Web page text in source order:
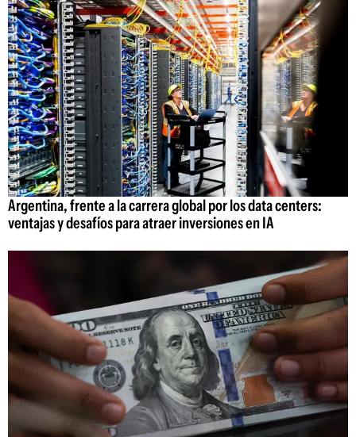
Argentina, frente a la carrera global por los data centers:
ventajas y desafíos para atraer inversiones en IA